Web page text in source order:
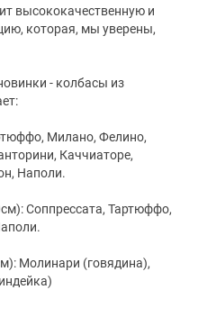
высококачественную и
которая, мы уверены,
- колбасы из
Милано, Фелино,
Каччиаторе,
Наполи.
Соппрессата, Тартюффо,
Молинари (говядина),